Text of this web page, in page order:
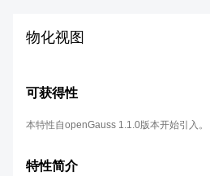
物化视图
可获得性
本特性自openGauss 1.1.0版本开始引入。
特性简介